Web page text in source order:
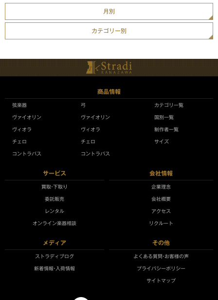
月別
カテゴリー別
商品情報
弦楽器
ヴァイオリン
ヴィオラ
チェロ
コントラバス
弓
ヴァイオリン
ヴィオラ
チェロ
コントラバス
カテゴリ一覧
国別一覧
制作者一覧
サイズ
サービス
買取•下取り
委託販売
レンタル
オンライン楽器相談
会社情報
企業理念
会社概要
アクセス
リクルート
メディア
ストラディブログ
新着情報•入荷情報
その他
よくある質問•お客様の声
プライバシーポリシー
サイトマップ